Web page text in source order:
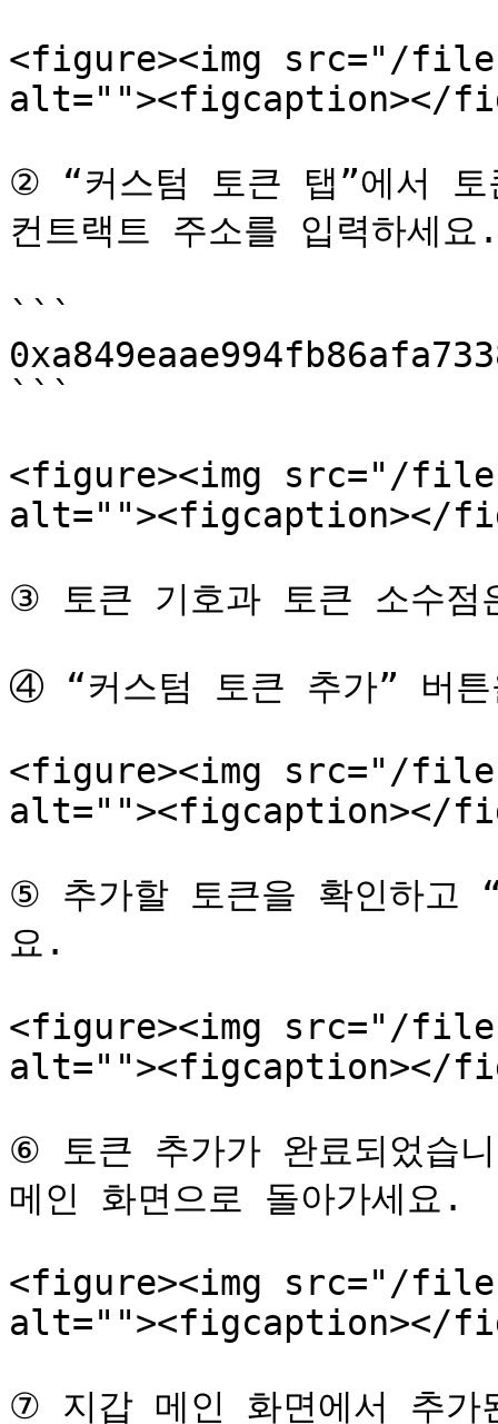
<figure><img src="/files/
alt=""><figcaption></
② “커스텀 토큰 탭”에서 토
컨트랙트 주소를 입력하세요.
```
```
<figure><img src="/files/
alt=""><figcaption></
③ 토큰 기호과 토큰 소수점
④ “커스텀 토큰 추가” 버튼
<figure><img src="/files/
alt=""><figcaption></
⑤ 추가할 토큰을 확인하고
요.
<figure><img src="/files/
alt=""><figcaption></
⑥ 토큰 추가가 완료되었습
메인 화면으로 돌아가세요.
<figure><img src="/files/
alt=""><figcaption></
⑦ 지갑 메인 화면에서 추가